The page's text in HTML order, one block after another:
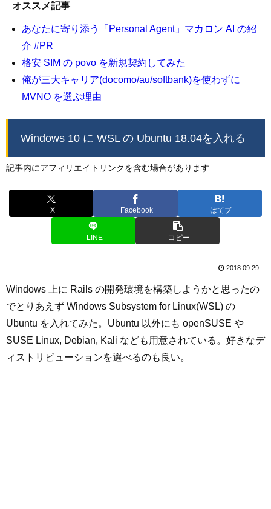
オススメ記事
あなたに寄り添う「Personal Agent」マカロン AI の紹
介 #PR
格安 SIM の povo を新規契約してみた
俺が三大キャリア(docomo/au/softbank)を使わずに
MVNO を選ぶ理由
Windows 10 に WSL の Ubuntu 18.04を入れる
記事内にアフィリエイトリンクを含む場合があります
X Facebook はてブ
LINE コピー
2018.09.29
Windows 上に Rails の開発環境を構築しようかと思ったの
でとりあえず Windows Subsystem for Linux(WSL) の
Ubuntu を入れてみた。Ubuntu 以外にも openSUSE や
SUSE Linux, Debian, Kali なども用意されている。好きなデ
ィストリビューションを選べるのも良い。